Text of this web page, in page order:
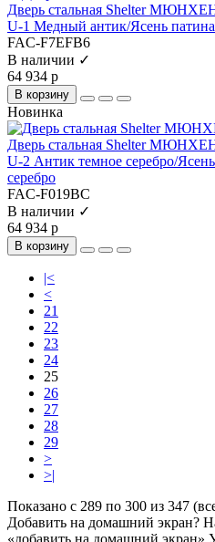
Дверь стальная Shelter
U-1 Медный антик/Ясень
FAC-F7EFB6
В наличии ✓
64 934 р
В корзину
Новинка
Дверь стальная Shelter
U-2 Антик темное серебро/
серебро
FAC-F019BC
В наличии ✓
64 934 р
В корзину
|<
<
21
22
23
24
25
26
27
28
29
>
>|
Показано с 289 по 300 из 347
Добавить на домашний экран?
«добавить на домашний экран»